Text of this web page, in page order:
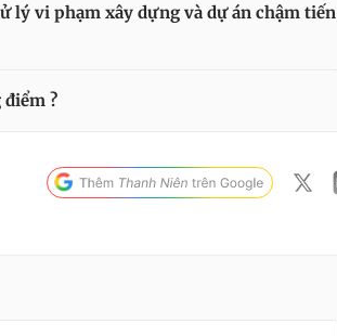
lý vi phạm xây dựng và dự án chậm tiến
?